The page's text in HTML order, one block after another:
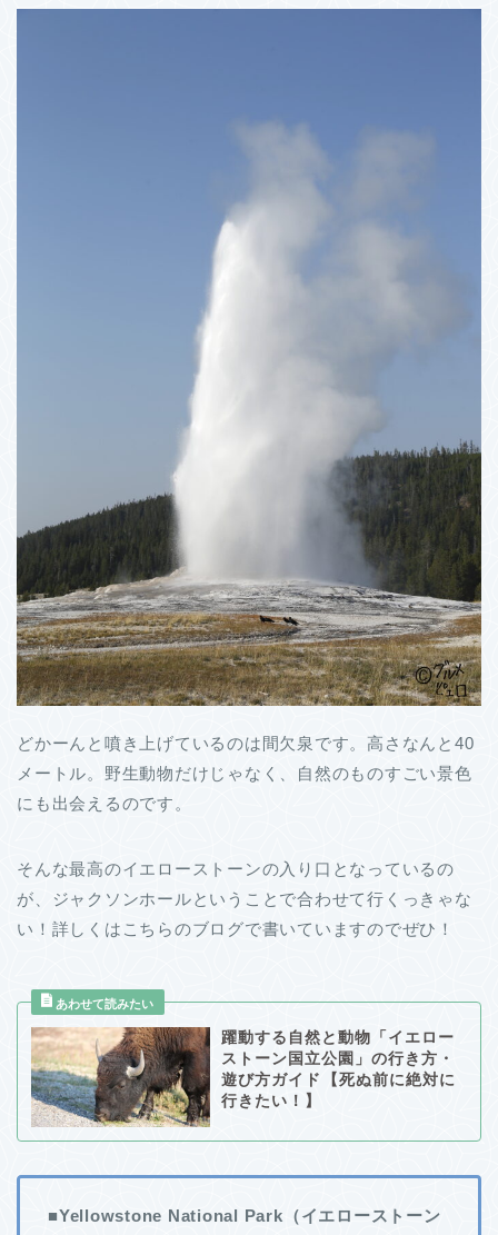
どかーんと噴き上げているのは間欠泉です。高さなんと40
メートル。野生動物だけじゃなく、自然のものすごい景色
にも出会えるのです。
そんな最高のイエローストーンの入り口となっているの
が、ジャクソンホールということで合わせて行くっきゃな
い！詳しくはこちらのブログで書いていますのでぜひ！
躍動する自然と動物「イエロー
ストーン国立公園」の行き方・
遊び方ガイド【死ぬ前に絶対に
行きたい！】
■Yellowstone National Park（イエローストーン